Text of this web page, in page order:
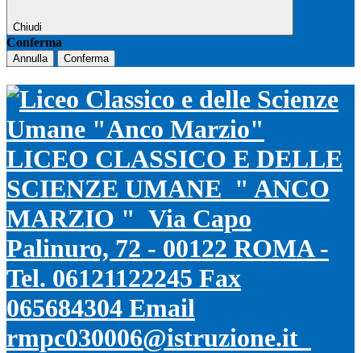
Chiudi
Conferma
Annulla Conferma
LICEO CLASSICO E DELLE
SCIENZE UMANE " ANCO
MARZIO " Via Capo
Palinuro, 72 - 00122 ROMA -
Tel. 06121122245 Fax
065684304 Email
rmpc030006@istruzione.it